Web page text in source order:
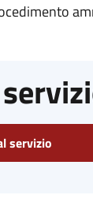
servizio